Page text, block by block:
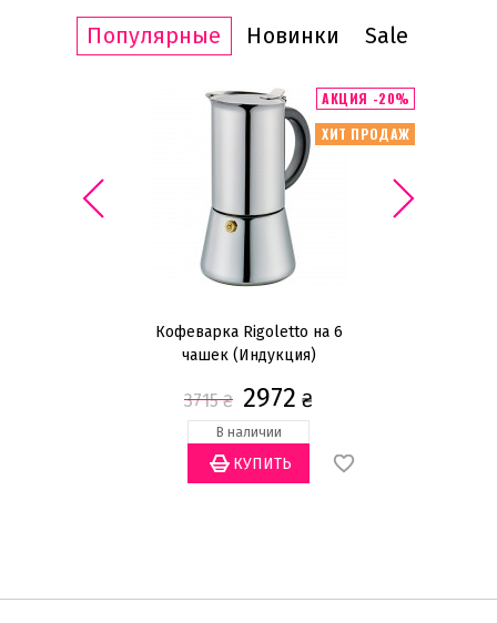
Популярные Новинки Sale
ХИТ ПРОДАЖ
АКЦИЯ -20%
Кофеварка Rigoletto на 6
чашек (Индукция)
3715₴ 2972 ₴
В наличии